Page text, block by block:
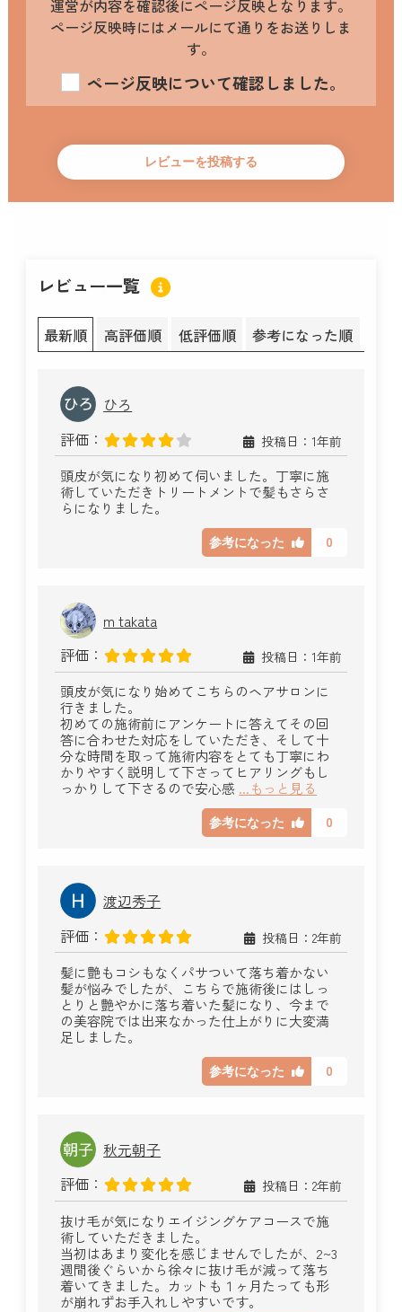
運営が内容を確認後にページ反映となります。
ページ反映時にはメールにて通りをお送りしま
す。
ページ反映について確認しました。
レビュー一覧
最新順 高評価順 低評価順 参考になった順
ひろ
評価：
投稿日：1年前
頭皮が気になり初めて伺いました。丁寧に施
術していただきトリートメントで髪もさらさ
らになりました。
参考になった 0
m takata
評価：
投稿日：1年前
頭皮が気になり始めてこちらのヘアサロンに
行きました。
初めての施術前にアンケートに答えてその回
答に合わせた対応をしていただき、そして十
分な時間を取って施術内容をとても丁寧にわ
かりやすく説明して下さってヒアリングもし
っかりして下さるので安心感 ...もっと見る
参考になった 0
渡辺秀子
評価：
投稿日：2年前
髪に艶もコシもなくパサついて落ち着かない
髪が悩みでしたが、こちらで施術後にはしっ
とりと艶やかに落ち着いた髪になり、今まで
の美容院では出来なかった仕上がりに大変満
足しました。
参考になった 0
秋元朝子
評価：
投稿日：2年前
抜け毛が気になりエイジングケアコースで施
術していただきました。
当初はあまり変化を感じませんでしたが、2~3
週間後ぐらいから徐々に抜け毛が減って落ち
着いてきました。カットも１ヶ月たっても形
が崩れずお手入れしやすいです。